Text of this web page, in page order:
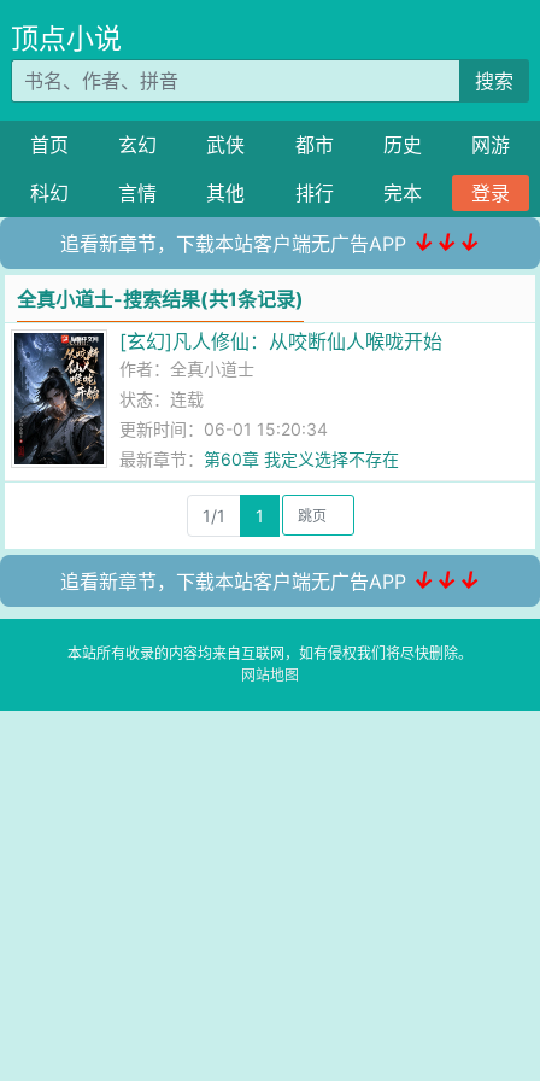
顶点小说
搜索
首页 玄幻 武侠 都市 历史
网游
科幻
言情 其他 排行 完本 登录
追看新章节，下载本站客户端无广告APP ↓↓↓
全真小道士-搜索结果(共1条记录)
[玄幻]凡人修仙：从咬断仙人喉咙开始
作者：全真小道士
状态：连载
更新时间：06-01 15:20:34
最新章节：第60章 我定义选择不存在
1/1 1
追看新章节，下载本站客户端无广告APP ↓↓↓
本站所有收录的内容均来自互联网，如有侵权我们将尽快删除。
网站地图